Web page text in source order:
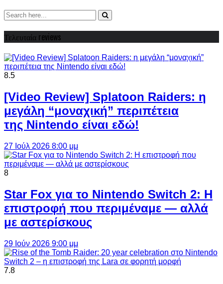
Τελευταία reviews
8.5
[Video Review] Splatoon Raiders: η
μεγάλη “μοναχική” περιπέτεια
της Nintendo είναι εδώ!
27 Ιούλ 2026 8:00 μμ
8
Star Fox για το Nintendo Switch 2: Η
επιστροφή που περιμέναμε — αλλά
με αστερίσκους
29 Ιούν 2026 9:00 μμ
7.8